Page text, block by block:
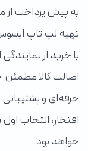
به پیش پرداخت از
تهیه لپ تاپ
با خرید از
اصالت کالا
حرفه‌ای و
افتخار، انتخاب
خواهد بود.